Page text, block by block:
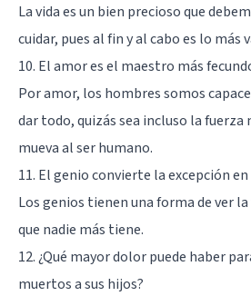
La vida es un bien precioso que
cuidar, pues al fin y al cabo es lo más
10. El amor es el maestro más
Por amor, los hombres somos
dar todo, quizás sea incluso la fuerza
mueva al ser humano.
11. El genio convierte la excepción
Los genios tienen una forma de ver
que nadie más tiene.
12. ¿Qué mayor dolor puede haber
muertos a sus hijos?